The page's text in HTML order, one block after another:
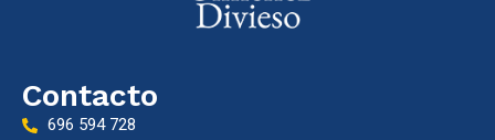
Contacto
696 594 728